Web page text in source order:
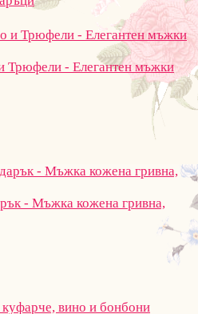
Трюфели - Елегантен мъжки
- Мъжка кожена гривна,